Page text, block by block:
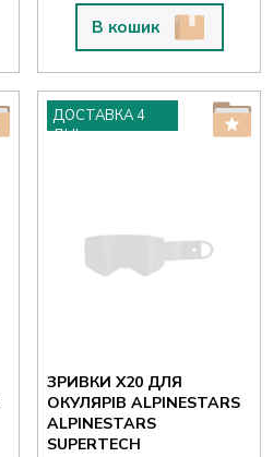
В кошик
ДОСТАВКА 4
ДНІ
ЗРИВКИ X20 ДЛЯ
ОКУЛЯРІВ ALPINESTARS
ALPINESTARS
SUPERTECH